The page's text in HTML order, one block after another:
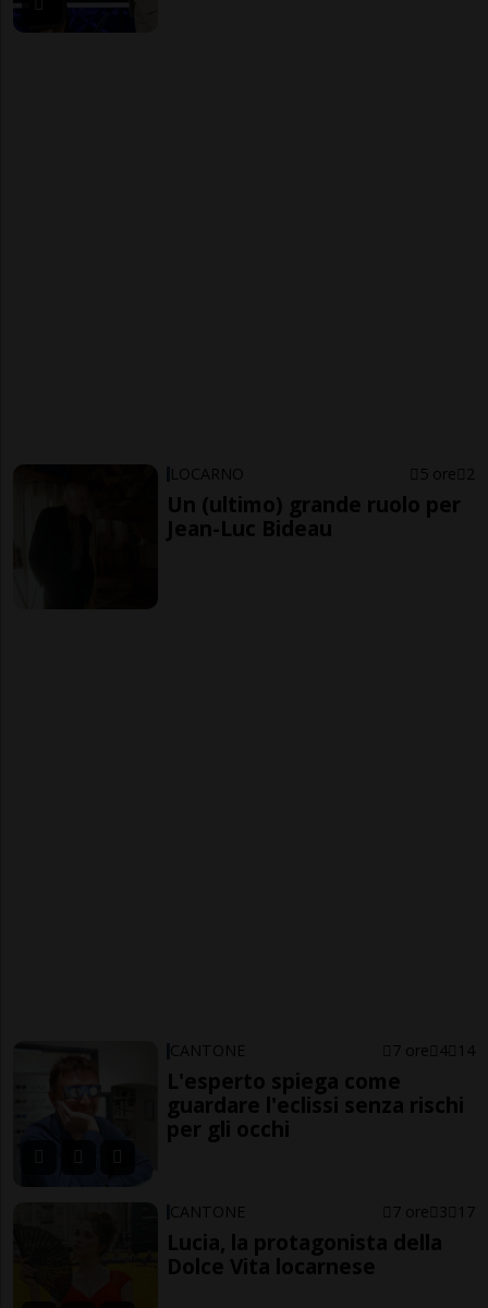
LOCARNO 5 ore 2
Un (ultimo) grande ruolo per
Jean-Luc Bideau
CANTONE 7 ore 4 14
L'esperto spiega come
guardare l'eclissi senza rischi
per gli occhi
CANTONE 7 ore 3 17
Lucia, la protagonista della
Dolce Vita locarnese